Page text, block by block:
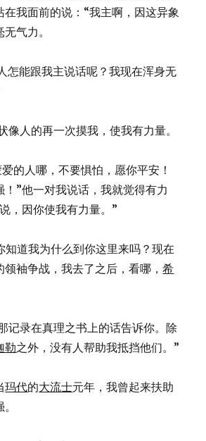
在我面前的说：“我主啊，因这异象
气力。
怎能跟我主说话呢？我现在浑身无
像人的再一次摸我，使我有力量。
的人哪，不要惧怕，愿你平安！
！”他一对我说话，我就觉得有力
，因你使我有力量。”
知道我为什么到你这里来吗？现在
领袖争战，我去了之后，看哪，希
记录在真理之书上的话告诉你。除
勒之外，没有人帮助我抵挡他们。”
玛代的大流士元年，我曾起来扶助